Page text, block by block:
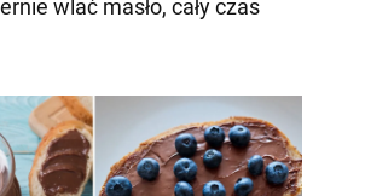
wlać masło, cały czas